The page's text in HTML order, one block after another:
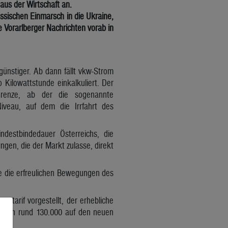
der Wirtschaft an.
Einmarsch in die Ukraine,
Nachrichten vorab in
Ab dann fällt vkw-Strom
Kilowattstunde einkalkuliert. Der
ab der die sogenannte
auf dem die Irrfahrt des
Österreichs, die
die der Markt zulasse, direkt
die erfreulichen Bewegungen des
tarif vorgestellt, der erhebliche
rund 130.000 auf den neuen